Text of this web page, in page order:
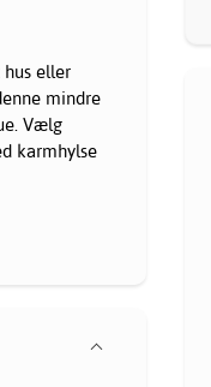
eller
mindre
Vælg
karmhylse